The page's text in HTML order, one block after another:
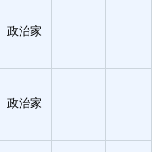
政治家
政治家